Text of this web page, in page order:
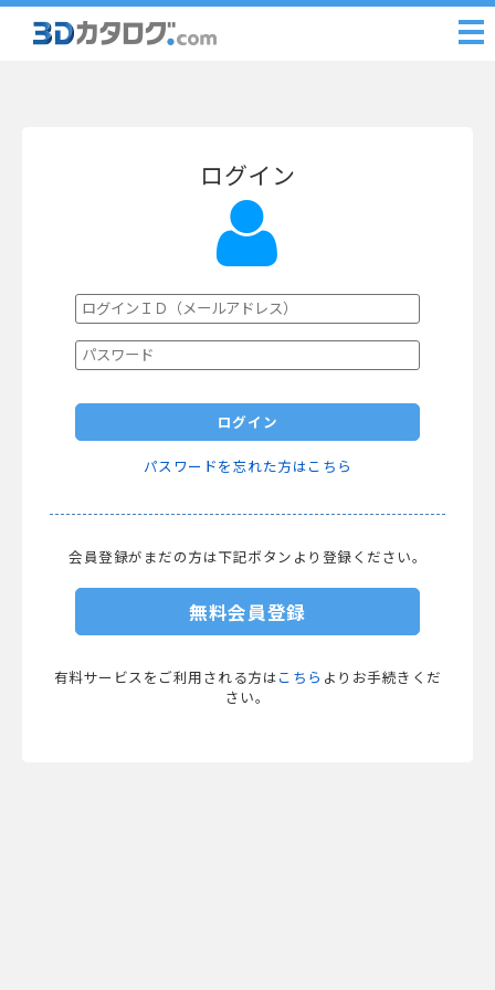
ログイン
ログイン
パスワードを忘れた方はこちら
会員登録がまだの方は下記ボタンより登録ください。
無料会員登録
有料サービスをご利用される方は こちら よりお手続きくだ
さい。